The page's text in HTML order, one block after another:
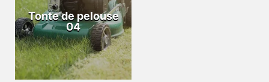
Tonte de pelouse
04